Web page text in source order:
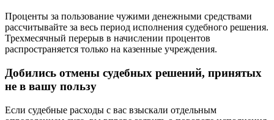
Проценты за пользование чужими денежными средствами
рассчитывайте за весь период исполнения судебного решения.
Трехмесячный перерыв в начислении процентов
распространяется только на казенные учреждения.
Добились отмены судебных решений, принятых
не в вашу пользу
Если судебные расходы с вас взыскали отдельным